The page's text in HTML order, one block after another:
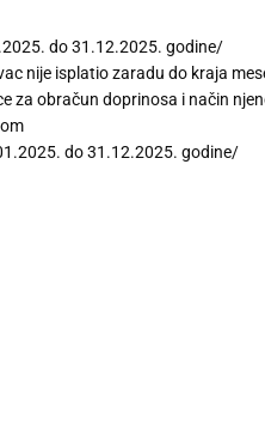
do 31.12.2025. godine/
nije isplatio zaradu do kraja
za obračun doprinosa i način
do 31.12.2025. godine/